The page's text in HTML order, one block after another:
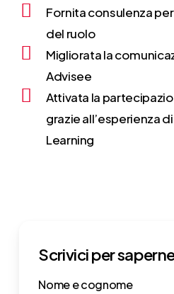
Fornita consulenza
del ruolo
Migliorata la
Advisee
Attivata la
grazie all’esperienza
Learning
Scrivici per
Nome e cognome